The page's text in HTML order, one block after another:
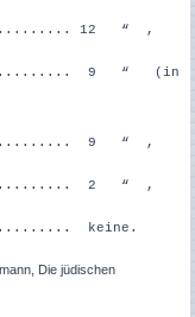
12 “ ,
9 “ (in
9 “ ,
2 “ ,
keine.
Die jüdischen